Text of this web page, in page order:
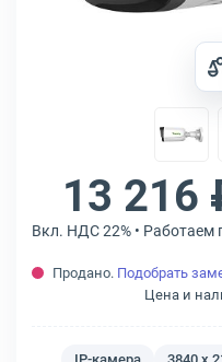
13 216
Вкл. НДС 22% • Работаем
Продано. Подобрать
Цена и